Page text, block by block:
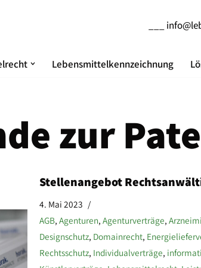
Lebensmittelkennzeichnung
zur
Stellenangebot
4. Mai 2023
AGB, Agenturen, Agenturverträge,
Designschutz, Domainrecht,
Rechtsschutz, Individualverträge,